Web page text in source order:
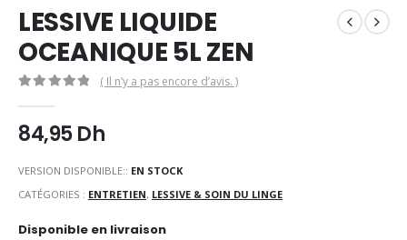
LESSIVE LIQUIDE
OCEANIQUE 5L ZEN
( Il n’y a pas encore d’avis. )
84,95Dh
VERSION DISPONIBLE:: EN STOCK
CATÉGORIES : ENTRETIEN, LESSIVE & SOIN DU LINGE
Disponible en livraison